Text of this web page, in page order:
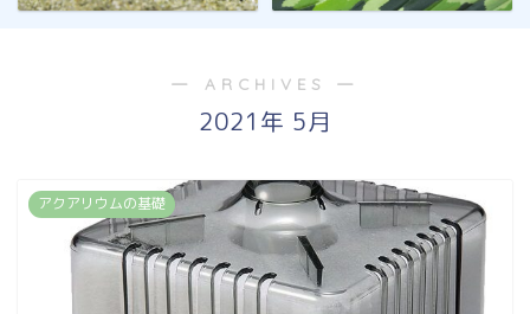
― ARCHIVES ―
2021年 5月
アクアリウムの基礎